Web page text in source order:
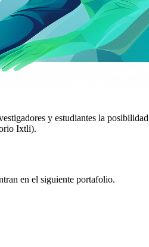
y estudiantes la
Ixtli).
en el siguiente portafolio.